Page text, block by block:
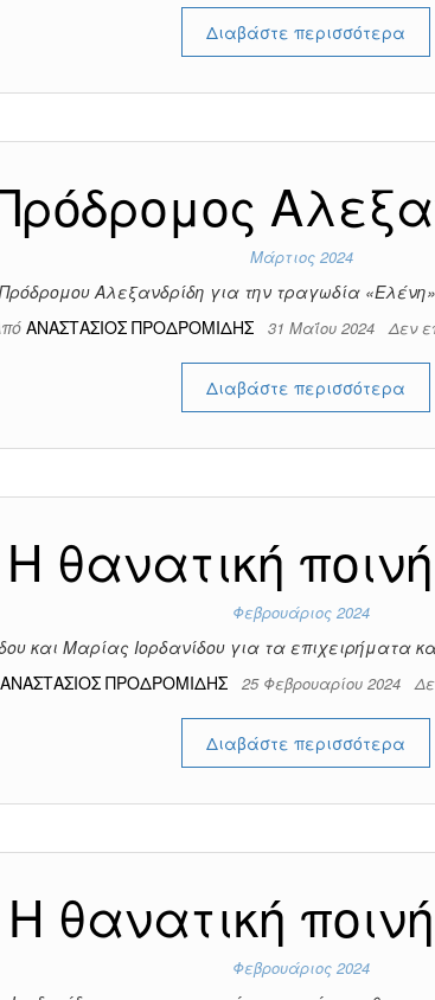
Διαβάστε περισσότερα
Μάρτιος 2024
Αλεξανδρίδη για την τραγωδία
ΑΝΑΣΤΑΣΙΟΣ ΠΡΟΔΡΟΜΙΔΗΣ 31 Μαΐου 2024 Δεν
Διαβάστε περισσότερα
Η θανατική
Φεβρουάριος 2024
και Μαρίας Ιορδανίδου για τα επιχειρήματα
ΑΝΑΣΤΑΣΙΟΣ ΠΡΟΔΡΟΜΙΔΗΣ 25 Φεβρουαρίου 2024
Διαβάστε περισσότερα
Η θανατική
Φεβρουάριος 2024